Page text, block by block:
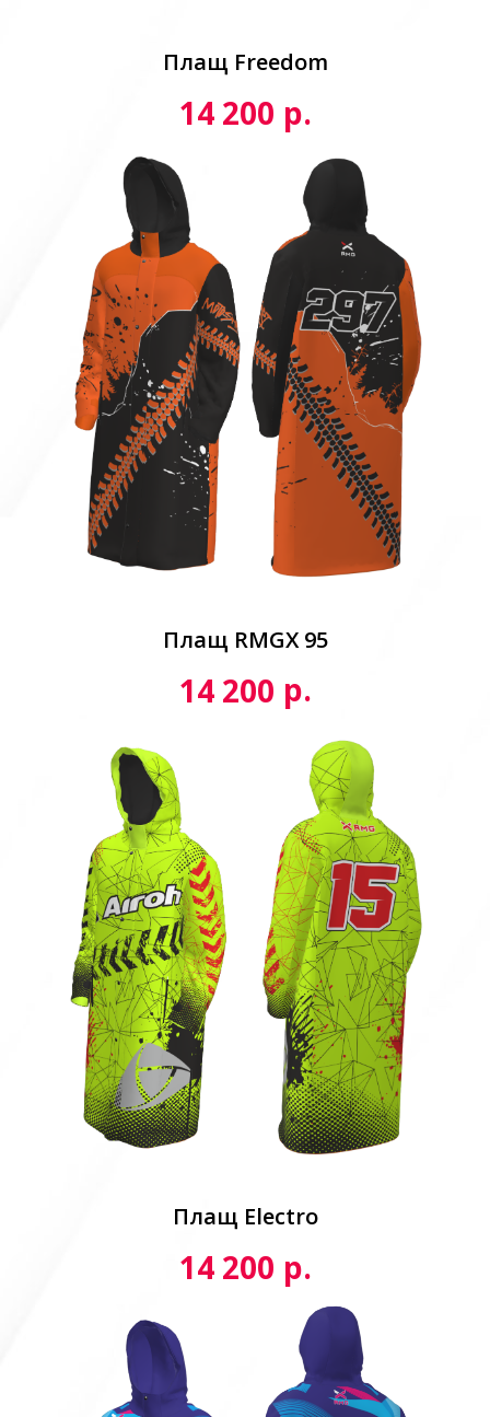
Плащ Freedom
14 200 р.
Плащ RMGX 95
14 200 р.
Плащ Electro
14 200 р.